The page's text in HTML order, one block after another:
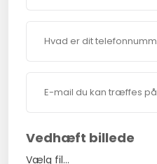
Vedhæft billede